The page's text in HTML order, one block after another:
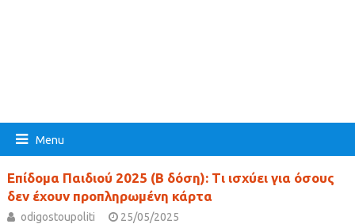
Menu
Επίδομα Παιδιού 2025 (Β δόση): Τι ισχύει για όσους
δεν έχουν προπληρωμένη κάρτα
odigostoupoliti
25/05/2025